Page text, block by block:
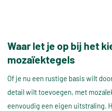
Waar let je op bij het
mozaïektegels
Of je nu een rustige basis wilt
detail wilt toevoegen, met
eenvoudig een eigen uitstraling.